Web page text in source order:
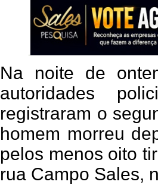
Na noite de
autoridades
registraram o
homem morreu
pelos menos oito
rua Campo Sales,